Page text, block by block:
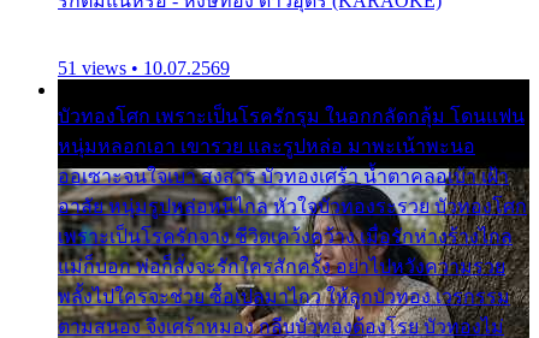
51 views • 10.07.2569
บัวทองโศก เพราะเป็นโรครักรุม ในอกกลัดกลุ้ม โดนแฟน
หนุ่มหลอกเอา เขารวย และรูปหล่อ มาพะเน้าพะนอ
ออเซาะจนใจเบา สงสาร บัวทองเศร้า น้ำตาคลอเบ้า เฝ้า
อาลัย หนุ่มรูปหล่อหนีไกล หัวใจบัวทองระรวย บัวทองโศก
เพราะเป็นโรครักจาง ชีวิตเคว้งคว้าง เมื่อรักห่างร้างไกล
แม่ก็บอก พ่อก็สั่งจะรักใครสักครั้ง อย่าไปหวังความรวย
พลั้งไปใครจะช่วย ซื้อเปลมาไกว ให้ลูกบัวทอง เวรกรรม
ตามสนอง จึงเศร้าหมอง กลีบบัวทองต้องโรย บัวทองไม่